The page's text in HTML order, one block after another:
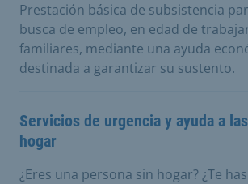
Prestación básica de subsistencia
busca de empleo, en edad de
familiares, mediante una ayuda
destinada a garantizar su sustento.
Servicios de urgencia y ayuda a
hogar
¿Eres una persona sin hogar? ¿Te